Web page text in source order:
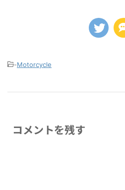
-Motorcycle
コメントを残す